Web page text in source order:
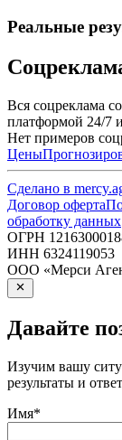
Реальные
Вся соцреклама
платформой 24/7
Нет примеров
Цены
Сделано в
Договор оферта
обработку данных
ОГРН
ИНН 6324119053
ООО «Мерси
Давайте
Изучим вашу
результаты и
Имя*